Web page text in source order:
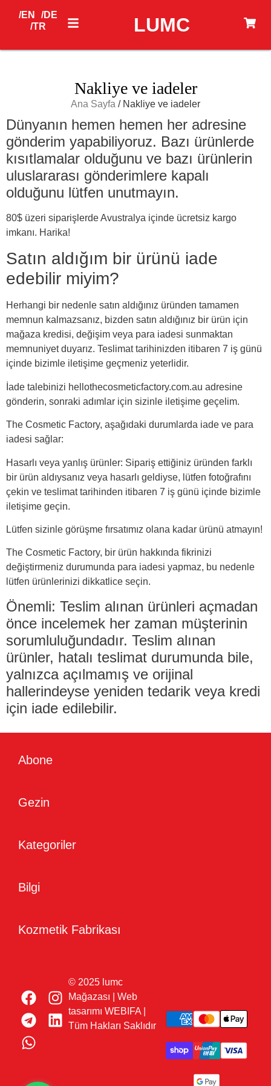
LUMC
/EN
/DE
/TR
Nakliye ve iadeler
Ana Sayfa / Nakliye ve iadeler
Dünyanın hemen hemen her adresine
gönderim yapabiliyoruz. Bazı ürünlerde
kısıtlamalar olduğunu ve bazı ürünlerin
uluslararası gönderimlere kapalı
olduğunu lütfen unutmayın.
80$ üzeri siparişlerde Avustralya içinde ücretsiz kargo
imkanı. Harika!
Satın aldığım bir ürünü iade
edebilir miyim?
Herhangi bir nedenle satın aldığınız üründen tamamen
memnun kalmazsanız, bizden satın aldığınız bir ürün için
mağaza kredisi, değişim veya para iadesi sunmaktan
memnuniyet duyarız. Teslimat tarihinizden itibaren 7 iş günü
içinde bizimle iletişime geçmeniz yeterlidir.
İade talebinizi hellothecosmeticfactory.com.au adresine
gönderin, sonraki adımlar için sizinle iletişime geçelim.
The Cosmetic Factory, aşağıdaki durumlarda iade ve para
iadesi sağlar:
Hasarlı veya yanlış ürünler: Sipariş ettiğiniz üründen farklı
bir ürün aldıysanız veya hasarlı geldiyse, lütfen fotoğrafını
çekin ve teslimat tarihinden itibaren 7 iş günü içinde bizimle
iletişime geçin.
Lütfen sizinle görüşme fırsatımız olana kadar ürünü atmayın!
The Cosmetic Factory, bir ürün hakkında fikrinizi
değiştirmeniz durumunda para iadesi yapmaz, bu nedenle
lütfen ürünlerinizi dikkatlice seçin.
Önemli: Teslim alınan ürünleri açmadan
önce incelemek her zaman müşterinin
sorumluluğundadır. Teslim alınan
ürünler, hatalı teslimat durumunda bile,
yalnızca açılmamış ve orijinal
hallerindeyse yeniden tedarik veya kredi
için iade edilebilir.
Abone
Gezin
Kategoriler
Bilgi
Kozmetik Fabrikası
© 2025 lumc
Mağazası | Web
tasarımı WEBIFA |
Tüm Hakları Saklıdır